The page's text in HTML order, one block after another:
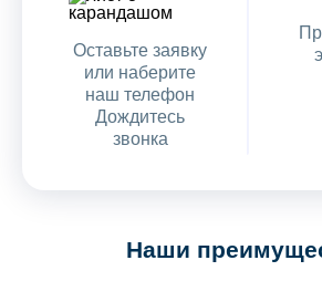
Оставьте заявку
или наберите
наш телефон
Дождитесь
звонка
Наши